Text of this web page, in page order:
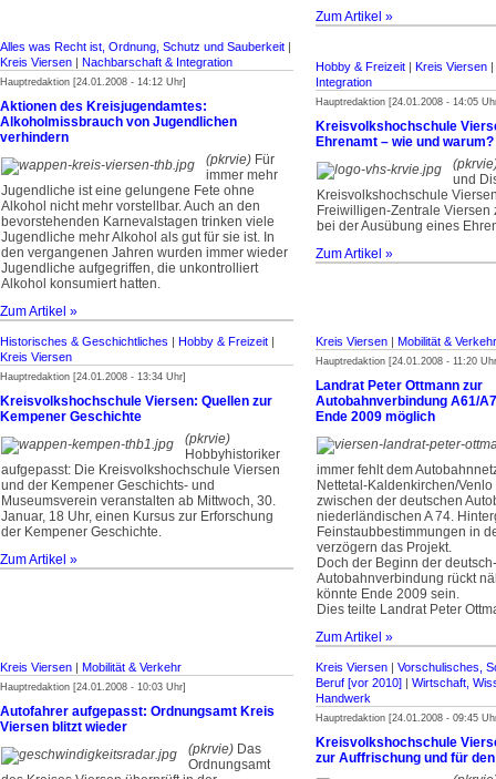
Zum Artikel »
Alles was Recht ist, Ordnung, Schutz und Sauberkeit |
Kreis Viersen | Nachbarschaft & Integration
Hauptredaktion [24.01.2008 - 14:12 Uhr]
Aktionen des Kreisjugendamtes:
Alkoholmissbrauch von Jugendlichen
verhindern
(pkrvie) Für
immer mehr
Jugendliche ist eine gelungene Fete ohne
Alkohol nicht mehr vorstellbar. Auch an den
bevorstehenden Karnevalstagen trinken viele
Jugendliche mehr Alkohol als gut für sie ist. In
den vergangenen Jahren wurden immer wieder
Jugendliche aufgegriffen, die unkontrolliert
Alkohol konsumiert hatten.
Zum Artikel »
Hobby & Freizeit | Kreis Viersen |
Integration
Hauptredaktion [24.01.2008 - 14:05
Kreisvolkshochschule
Ehrenamt – wie und warum?
und
Kreisvolkshochschule
Freiwilligen-Zentrale Viersen
bei der Ausübung eines
Zum Artikel »
Historisches & Geschichtliches | Hobby & Freizeit |
Kreis Viersen
Hauptredaktion [24.01.2008 - 13:34 Uhr]
Kreisvolkshochschule Viersen: Quellen zur
Kempener Geschichte
(pkrvie)
Hobbyhistoriker
aufgepasst: Die Kreisvolkshochschule Viersen
und der Kempener Geschichts- und
Museumsverein veranstalten ab Mittwoch, 30.
Januar, 18 Uhr, einen Kursus zur Erforschung
der Kempener Geschichte.
Zum Artikel »
Kreis Viersen | Mobilität & Verkehr
Hauptredaktion [24.01.2008 - 11:20
Landrat Peter Ottmann zur
Autobahnverbindung A61/
Ende 2009 möglich
immer fehlt dem
Nettetal-Kaldenkirchen/
zwischen der deutschen
niederländischen A 74.
Feinstaubbestimmungen in
verzögern das Projekt.
Doch der Beginn der
Autobahnverbindung rückt
könnte Ende 2009 sein.
Dies teilte Landrat Peter
Zum Artikel »
Kreis Viersen | Mobilität & Verkehr
Hauptredaktion [24.01.2008 - 10:03 Uhr]
Autofahrer aufgepasst: Ordnungsamt Kreis
Viersen blitzt wieder
(pkrvie) Das
Ordnungsamt
Kreis Viersen | Vorschulisches,
Beruf [vor 2010] | Wirtschaft,
Handwerk
Hauptredaktion [24.01.2008 - 09:45
Kreisvolkshochschule
zur Auffrischung und für